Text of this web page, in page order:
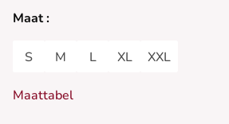
Maat :
S M L XL XXL
Maattabel